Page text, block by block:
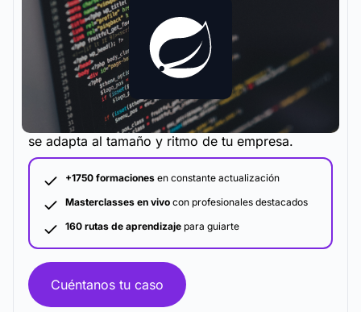
La metodología y plataforma de formación que
se adapta al tamaño y ritmo de tu empresa.
+1750 formaciones en constante actualización
Masterclasses en vivo con profesionales destacados
160 rutas de aprendizaje para guiarte
Cuéntanos tu caso